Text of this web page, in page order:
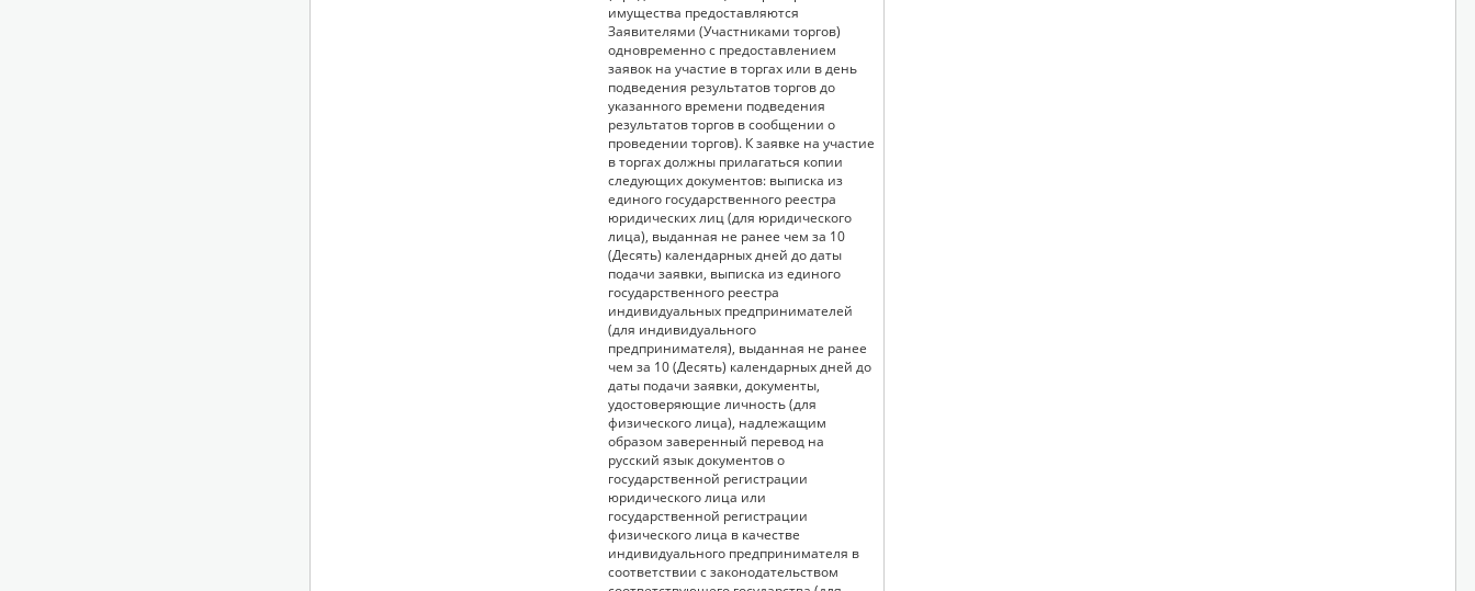
имущества предоставляются
Заявителями (Участниками торгов)
одновременно с предоставлением
заявок на участие в торгах или в день
подведения результатов торгов до
указанного времени подведения
результатов торгов в сообщении о
проведении торгов). К заявке на участие
в торгах должны прилагаться копии
следующих документов: выписка из
единого государственного реестра
юридических лиц (для юридического
лица), выданная не ранее чем за 10
(Десять) календарных дней до даты
подачи заявки, выписка из единого
государственного реестра
индивидуальных предпринимателей
(для индивидуального
предпринимателя), выданная не ранее
чем за 10 (Десять) календарных дней до
даты подачи заявки, документы,
удостоверяющие личность (для
физического лица), надлежащим
образом заверенный перевод на
русский язык документов о
государственной регистрации
юридического лица или
государственной регистрации
физического лица в качестве
индивидуального предпринимателя в
соответствии с законодательством